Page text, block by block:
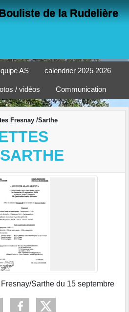
de la Rudelière
AS calendrier 2025 2026
/ vidéos Communication
Fresnay /Sarthe
Sarthe du 15 septembre